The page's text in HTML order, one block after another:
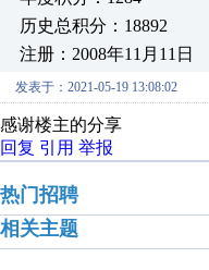
历史总积分：18892
注册：2008年11月11日
发表于：2021-05-19 13:08:02
感谢楼主的分享
回复 引用 举报
热门招聘
相关主题